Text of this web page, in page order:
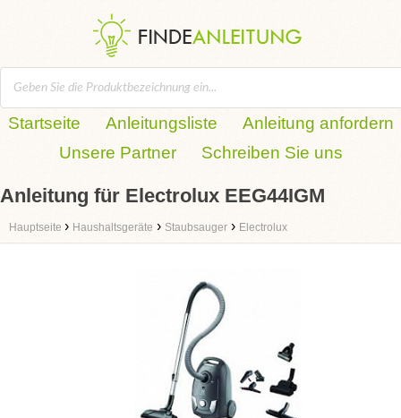
Startseite Anleitungsliste
Anleitung anfordern
Unsere Partner
Schreiben Sie uns
Anleitung für Electrolux EEG44IGM
Hauptseite › Haushaltsgeräte › Staubsauger › Electrolux